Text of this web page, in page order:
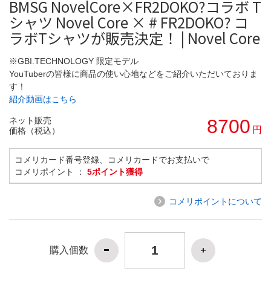
BMSG NovelCore×FR2DOKO?コラボ T
シャツ Novel Core × # FR2DOKO? コ
ラボTシャツが販売決定！ | Novel Core
※GBI.TECHNOLOGY 限定モデル
YouTuberの皆様に商品の使い心地などをご紹介いただいておりま
す！
紹介動画はこちら
ネット販売
価格（税込）
8700 円
コメリカード番号登録、コメリカードでお支払いで
コメリポイント ： 5ポイント獲得
コメリポイントについて
購入個数